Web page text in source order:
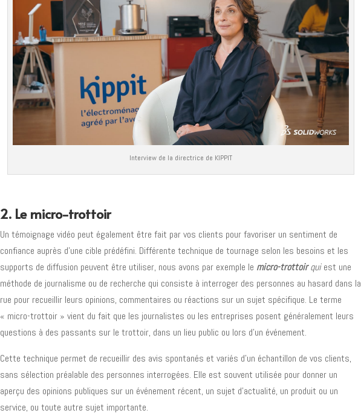
Interview de la directrice de KIPPIT
2. Le micro-trottoir
Un témoignage vidéo peut également être fait par vos clients pour favoriser un sentiment de
confiance auprès d’une cible prédéfini. Différente technique de tournage selon les besoins et les
supports de diffusion peuvent être utiliser, nous avons par exemple le micro-trottoirquiest une
méthode de journalisme ou de recherche qui consiste à interroger des personnes au hasard dans la
rue pour recueillir leurs opinions, commentaires ou réactions sur un sujet spécifique. Le terme
« micro-trottoir » vient du fait que les journalistes ou les entreprises posent généralement leurs
questions à des passants sur le trottoir, dans un lieu public ou lors d’un événement.
Cette technique permet de recueillir des avis spontanés et variés d’un échantillon de vos clients,
sans sélection préalable des personnes interrogées. Elle est souvent utilisée pour donner un
aperçu des opinions publiques sur un événement récent, un sujet d’actualité, un produit ou un
service, ou toute autre sujet importante.